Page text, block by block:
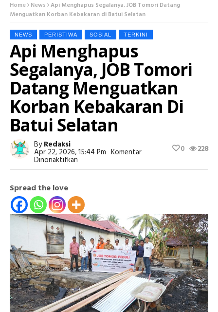
Home News Api Menghapus Segalanya, JOB Tomori Datang
Menguatkan Korban Kebakaran di Batui Selatan
NEWS PERISTIWA SOSIAL TERKINI
Api Menghapus
Segalanya, JOB Tomori
Datang Menguatkan
Korban Kebakaran Di
Batui Selatan
ByRedaksi
Apr 22, 2026, 15:44 Pm Komentar
Dinonaktifkan
Api
Tomori
Datang
Menguatkan
Korban
Kebakaran
Di
Batui
Selatan
228
0
Spread the love